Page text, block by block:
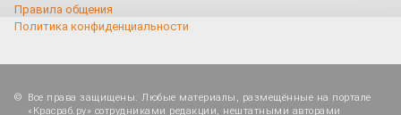
Правила общения
Политика конфиденциальности
Все права защищены. Любые материалы, размещённые на портале
«Красраб.ру» сотрудниками редакции, нештатными авторами